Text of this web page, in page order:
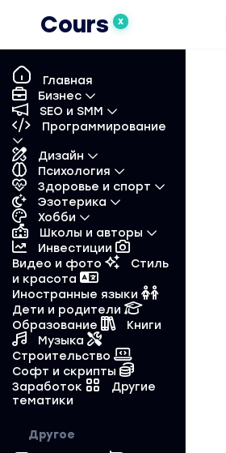
Cours X
Главная
Бизнес
SEO и SMM
Программирование
Дизайн
Психология
Здоровье и спорт
Эзотерика
Хобби
Школы и авторы
Инвестиции
Видео и фото
Стиль
и красота
Иностранные языки
Дети и родители
Образование
Книги
Музыка
Строительство
Софт и скрипты
Заработок
Другие
тематики
Другое